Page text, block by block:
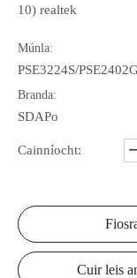
10) realtek
Múnla:
PSE3224S/
Branda:
SDAPo
Cainníocht:
Cuir leis